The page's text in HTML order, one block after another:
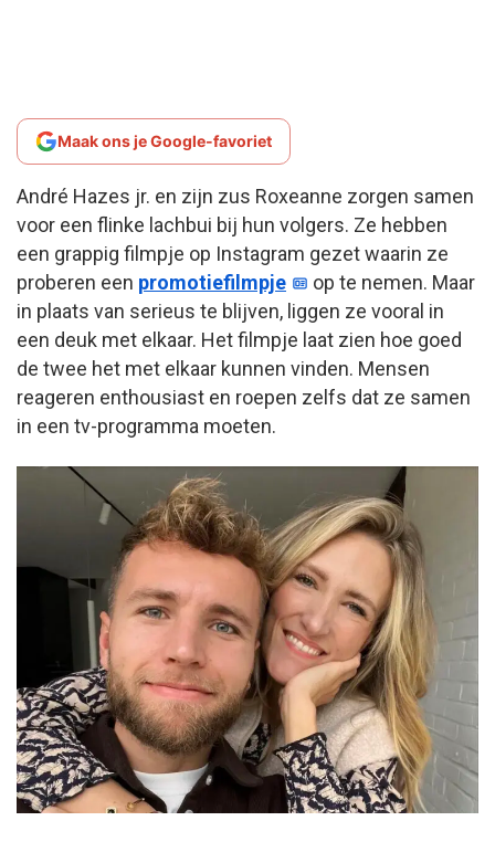
Maak ons je Google-favoriet
André Hazes jr. en zijn zus Roxeanne zorgen samen
voor een flinke lachbui bij hun volgers. Ze hebben
een grappig filmpje op Instagram gezet waarin ze
proberen een promotiefilmpje
op te nemen. Maar
in plaats van serieus te blijven, liggen ze vooral in
een deuk met elkaar. Het filmpje laat zien hoe goed
de twee het met elkaar kunnen vinden. Mensen
reageren enthousiast en roepen zelfs dat ze samen
in een tv-programma moeten.